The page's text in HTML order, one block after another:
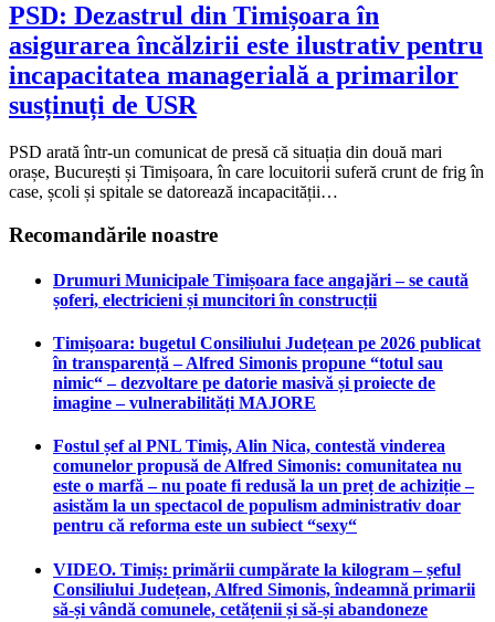
PSD: Dezastrul din Timișoara în
asigurarea încălzirii este ilustrativ pentru
incapacitatea managerială a primarilor
susținuți de USR
PSD arată într-un comunicat de presă că situația din două mari
orașe, București și Timișoara, în care locuitorii suferă crunt de frig în
case, școli și spitale se datorează incapacității…
Recomandările noastre
Drumuri Municipale Timișoara face angajări – se caută
șoferi, electricieni și muncitori în construcții
Timișoara: bugetul Consiliului Județean pe 2026 publicat
în transparență – Alfred Simonis propune “totul sau
nimic“ – dezvoltare pe datorie masivă și proiecte de
imagine – vulnerabilități MAJORE
Fostul șef al PNL Timiș, Alin Nica, contestă vinderea
comunelor propusă de Alfred Simonis: comunitatea nu
este o marfă – nu poate fi redusă la un preț de achiziție –
asistăm la un spectacol de populism administrativ doar
pentru că reforma este un subiect “sexy“
VIDEO. Timiș: primării cumpărate la kilogram – șeful
Consiliului Județean, Alfred Simonis, îndeamnă primarii
să-și vândă comunele, cetățenii și să-și abandoneze